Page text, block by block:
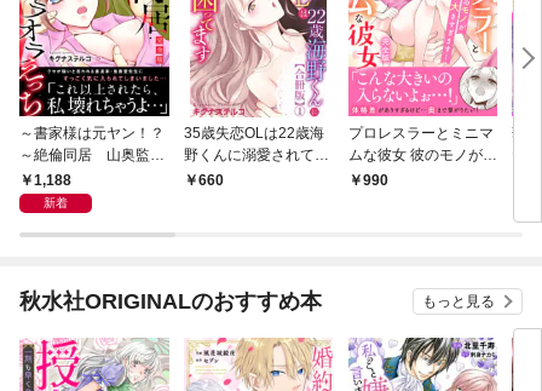
～書家様は元ヤン！？
～絶倫同居 山奥監禁
オラオラえっち【完全
版】
1,188
新着
35歳失恋OLは22歳海
野くんに溺愛されて困
ってます【合冊版】1
660
プロレスラーとミニマ
ムな彼女 彼のモノが大
きすぎます！【完全
990
華
秋水社ORIGINALのおすすめ本 もっと見る